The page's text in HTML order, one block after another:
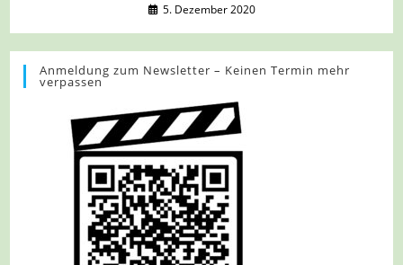
5. Dezember 2020
Anmeldung zum Newsletter – Keinen Termin mehr
verpassen